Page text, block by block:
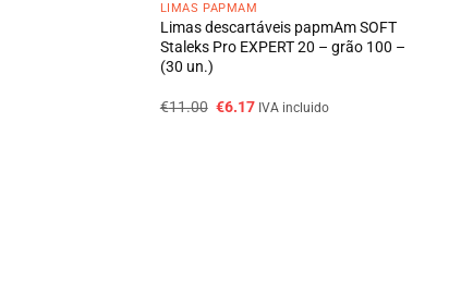
LIMAS PAPMAM
Limas descartáveis papmAm SOFT
Staleks Pro EXPERT 20 – grão 100 –
(30 un.)
€11.00 O
€6.17OIVA incluido